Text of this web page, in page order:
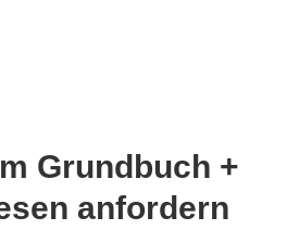
Grundbuch +
anfordern